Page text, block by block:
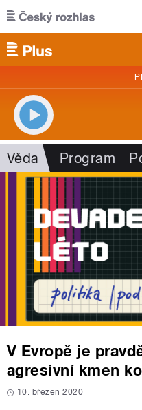
Přejít k hlavnímu obsahu
Věda Program
V Evropě je
agresivní kmen
10. březen 2020